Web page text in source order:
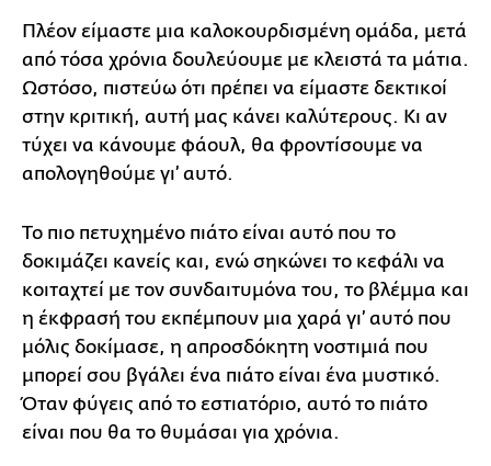
Πλέον είμαστε μια καλοκουρδισμένη ομάδα, μετά
από τόσα χρόνια δουλεύουμε με κλειστά τα μάτια.
Ωστόσο, πιστεύω ότι πρέπει να είμαστε δεκτικοί
στην κριτική, αυτή μας κάνει καλύτερους. Κι αν
τύχει να κάνουμε φάουλ, θα φροντίσουμε να
απολογηθούμε γι’ αυτό.
Το πιο πετυχημένο πιάτο είναι αυτό που το
δοκιμάζει κανείς και, ενώ σηκώνει το κεφάλι να
κοιταχτεί με τον συνδαιτυμόνα του, το βλέμμα και
η έκφρασή του εκπέμπουν μια χαρά γι’ αυτό που
μόλις δοκίμασε, η απροσδόκητη νοστιμιά που
μπορεί σου βγάλει ένα πιάτο είναι ένα μυστικό.
Όταν φύγεις από το εστιατόριο, αυτό το πιάτο
είναι που θα το θυμάσαι για χρόνια.